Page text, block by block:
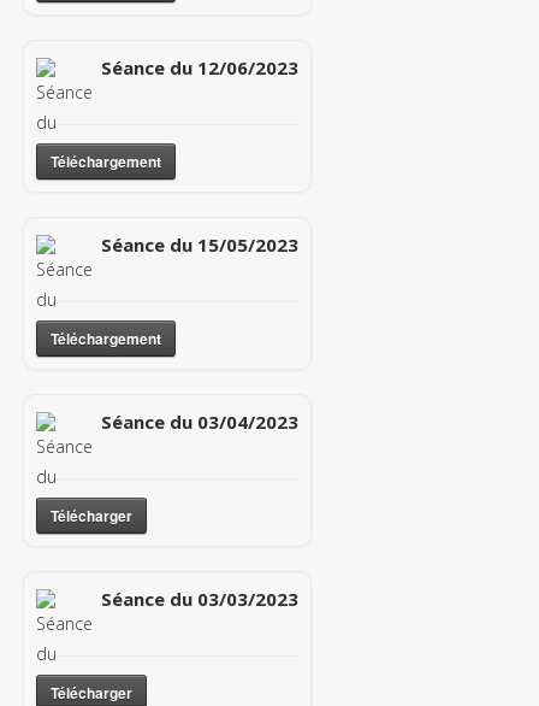
Séance du 12/06/2023
Téléchargement
Séance du 15/05/2023
Téléchargement
Séance du 03/04/2023
Télécharger
Séance du 03/03/2023
Télécharger